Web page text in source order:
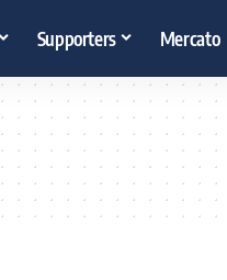
Supporters Mercato